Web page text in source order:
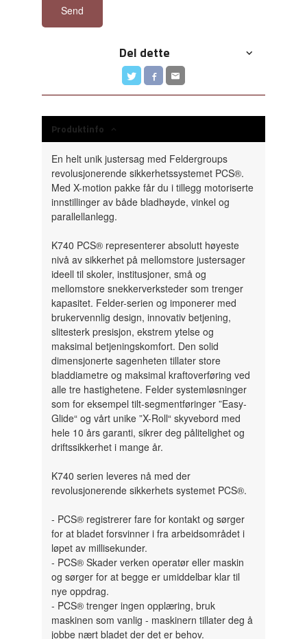
Send
Del dette
Produktinfo
En helt unik justersag med Feldergroups
revolusjonerende sikkerhetssystemet PCS®.
Med X-motion pakke får du i tillegg motoriserte
innstillinger av både bladhøyde, vinkel og
parallellanlegg.
K740 PCS® representerer absolutt høyeste
nivå av sikkerhet på mellomstore justersager
ideell til skoler, institusjoner, små og
mellomstore snekkerverksteder som trenger
kapasitet. Felder-serien og imponerer med
brukervennlig design, innovativ betjening,
slitesterk presisjon, ekstrem ytelse og
maksimal betjeningskomfort. Den solid
dimensjonerte sagenheten tillater store
bladdiametre og maksimal kraftoverføring ved
alle tre hastighetene. Felder systemløsninger
som for eksempel tilt-segmentføringer ”Easy-
Glide“ og vårt unike ”X-Roll“ skyvebord med
hele 10 års garanti, sikrer deg pålitelighet og
driftssikkerhet i mange år.
K740 serien leveres nå med der
revolusjonerende sikkerhets systemet PCS®.
- PCS® registrerer fare for kontakt og sørger
for at bladet forsvinner i fra arbeidsområdet i
løpet av millisekunder.
- PCS® Skader verken operatør eller maskin
og sørger for at begge er umiddelbar klar til
nye oppdrag.
- PCS® trenger ingen opplæring, bruk
maskinen som vanlig - maskinern tillater deg å
jobbe nært bladet der det er behov.